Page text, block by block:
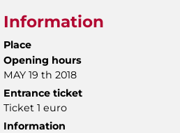
Information
Place
Opening hours
MAY 19 th 2018
Entrance ticket
Ticket 1 euro
Information